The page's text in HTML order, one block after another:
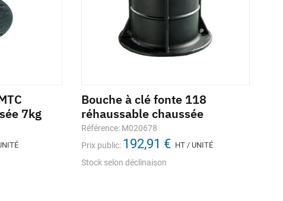
7kg
Bouche à clé fonte 118
réhaussable chaussée
Référence: M020678
Prix public: 192,91 € HT / UNITÉ
Stock selon déclinaison